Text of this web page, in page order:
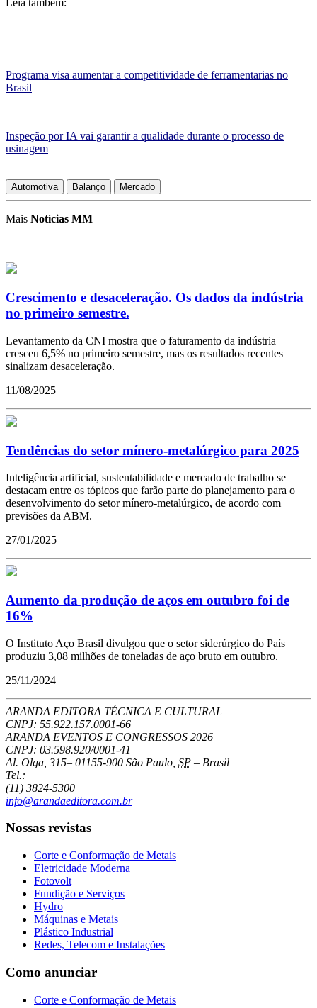
Leia também:
Programa visa aumentar a competitividade de ferramentarias no
Brasil
Inspeção por IA vai garantir a qualidade durante o processo de
usinagem
Automotiva Balanço Mercado
Mais Notícias MM
Crescimento e desaceleração. Os dados da indústria
no primeiro semestre.
Levantamento da CNI mostra que o faturamento da indústria
cresceu 6,5% no primeiro semestre, mas os resultados recentes
sinalizam desaceleração.
11/08/2025
Tendências do setor mínero-metalúrgico para 2025
Inteligência artificial, sustentabilidade e mercado de trabalho se
destacam entre os tópicos que farão parte do planejamento para o
desenvolvimento do setor mínero-metalúrgico, de acordo com
previsões da ABM.
27/01/2025
Aumento da produção de aços em outubro foi de
16%
O Instituto Aço Brasil divulgou que o setor siderúrgico do País
produziu 3,08 milhões de toneladas de aço bruto em outubro.
25/11/2024
ARANDA EDITORA TÉCNICA E CULTURAL
CNPJ: 55.922.157.0001-66
ARANDA EVENTOS E CONGRESSOS 2026
CNPJ: 03.598.920/0001-41
Al. Olga, 315– 01155-900 São Paulo SP – Brasil
Tel.:
(11) 3824-5300
info@arandaeditora.com.br
Nossas revistas
Corte e Conformação de Metais
Eletricidade Moderna
Fotovolt
Fundição e Serviços
Hydro
Máquinas e Metais
Plástico Industrial
Redes, Telecom e Instalações
Como anunciar
Corte e Conformação de Metais